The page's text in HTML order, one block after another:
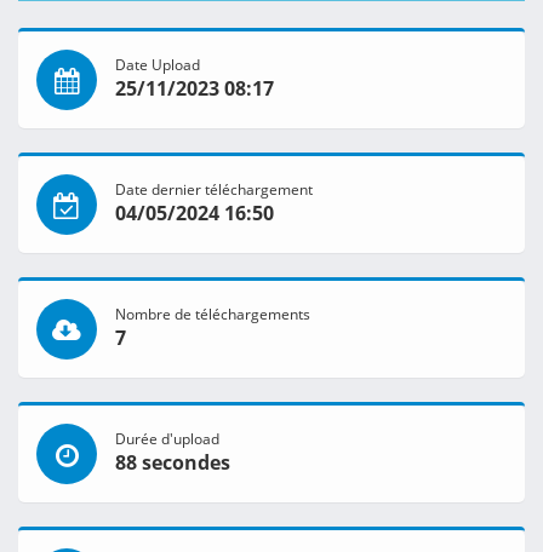
Date Upload
25/11/2023 08:17
Date dernier téléchargement
04/05/2024 16:50
Nombre de téléchargements
7
Durée d'upload
88 secondes